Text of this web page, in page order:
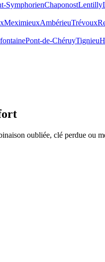
SymphorienChaponostLentilly
MeximieuxAmbérieuTrévoux
Pont-de-ChéruyTignieu
oubliée, clé perdue ou